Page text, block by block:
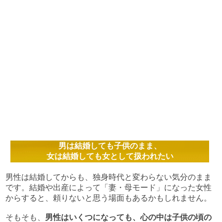
男は結婚しても子供のまま、
女は結婚しても女として扱われたい
男性は結婚してからも、独身時代と変わらない気分のまま
です。結婚や出産によって「妻・母モード」になった女性
からすると、頼りないと思う場面もあるかもしれません。
そもそも、 男性はいくつになっても、心の中は子供の頃の